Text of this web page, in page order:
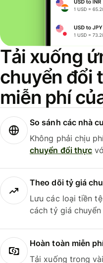
Tải xuống
chuyển đổi
miễn phí
So sánh các nhà
Không phải chịu
chuyển đổi thực
Theo dõi tỷ giá
Lưu các loại tiền
cách tỷ giá
Hoàn toàn miễn
Tải xuống trong